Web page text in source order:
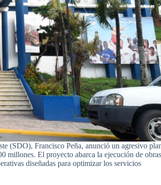
(SDO), Francisco Peña, anunció un agresivo
millones. El proyecto abarca la ejecución de
diseñadas para optimizar los servicios